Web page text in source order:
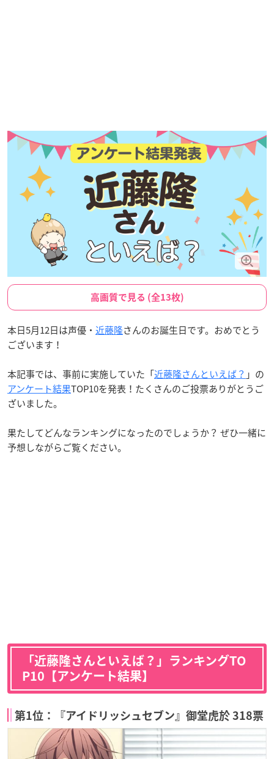
高画質で見る (全13枚)
本日5月12日は声優・ 近藤隆さんのお誕生日です。おめでとう
ございます！
本記事では、事前に実施していた「近藤隆さんといえば？ 」の
アンケート結果TOP10を発表！たくさんのご投票ありがとうご
ざいました。
果たしてどんなランキングになったのでしょうか？ ぜひ一緒に
予想しながらご覧ください。
「近藤隆さんといえば？」ランキングTO
P10【アンケート結果】
第1位：『アイドリッシュセブン』御堂虎於 318票